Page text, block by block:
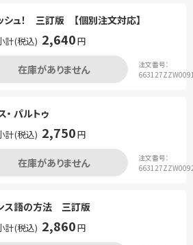
シュ！ 三訂版 【個別注文対応】
計(税込) 2,640円
在庫がありません
注文番号：
・ パルトゥ
計(税込) 2,750円
在庫がありません
注文番号：
ス語の方法 三訂版
計(税込) 2,860円